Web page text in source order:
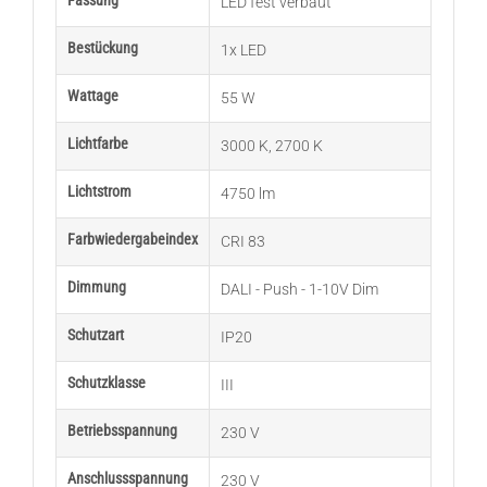
Bestückung 1x LED
Wattage 55 W
Lichtfarbe 3000 K 2700 K
Lichtstrom 4750 lm
Farbwiedergabeindex CRI 83
Dimmung DALI - Push - 1-10V Dim
Schutzart IP20
Schutzklasse III
Betriebsspannung 230 V
Anschlussspannung 230 V